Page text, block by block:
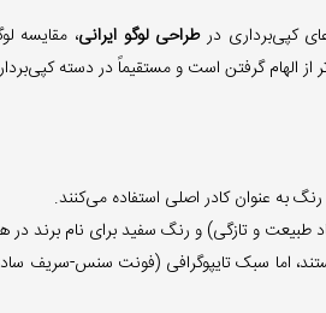
کپی‌برداری درطراحی لوگو ایرانی، مقایسه
به عنوان کادر اصلی استفاده می‌کنند.
طبیعت و تازگی) و رنگ سفید برای نام برند
اما سبک تایپوگرافی (فونت سنس-سریف